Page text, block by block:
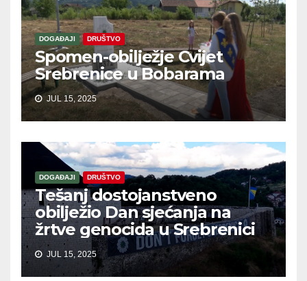
DOGAĐAJI DRUŠTVO
Spomen-obilježje Cvijet
Srebrenice u Bobarama
JUL 15, 2025
DOGAĐAJI DRUŠTVO
Tešanj dostojanstveno
obilježio Dan sjećanja na
žrtve genocida u Srebrenici
JUL 15, 2025